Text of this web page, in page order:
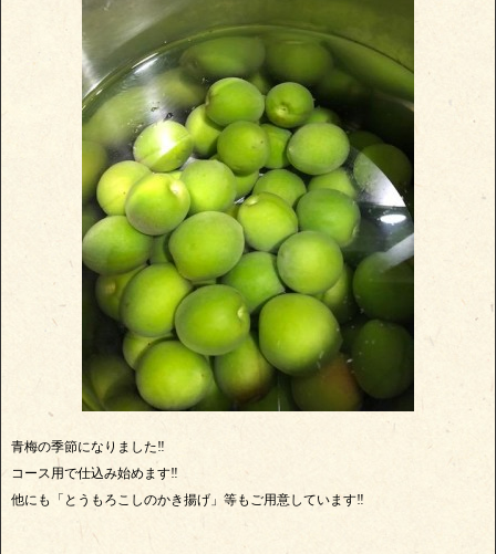
青梅の季節になりました‼️
コース用で仕込み始めます‼️
他にも「とうもろこしのかき揚げ」等もご用意しています‼️